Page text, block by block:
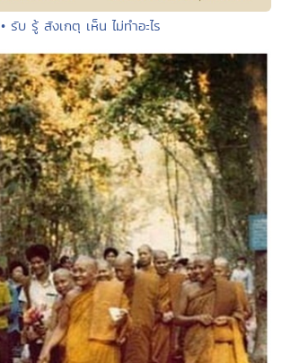
• รับ รู้ สังเกตุ เห็น ไม่ทำอะไร